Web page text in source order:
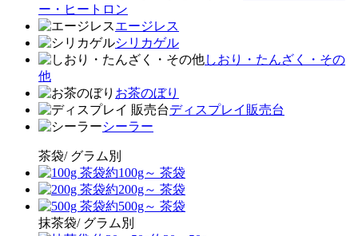
ー・ヒートロン
エージレス
シリカゲル
しおり・たんざく・その
他
お茶のぼり
ディスプレイ販売台
シーラー
茶袋/ グラム別
約100g～ 茶袋
約200g～ 茶袋
約500g～ 茶袋
抹茶袋/ グラム別